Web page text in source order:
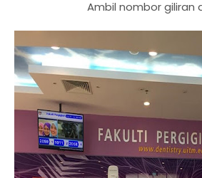
Ambil nombor giliran